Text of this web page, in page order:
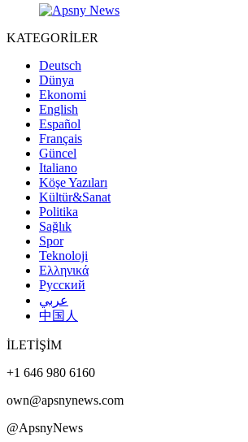
KATEGORİLER
Deutsch
Dünya
Ekonomi
English
Español
Français
Güncel
Italiano
Köşe Yazıları
Kültür&Sanat
Politika
Sağlık
Spor
Teknoloji
Ελληνικά
Русский
عربي
中国人
İLETİŞİM
+1 646 980 6160
own@apsnynews.com
@ApsnyNews